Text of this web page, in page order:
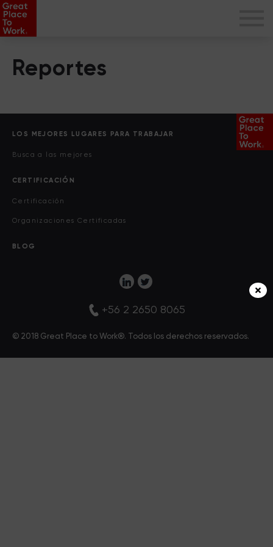
Reportes
LOS MEJORES LUGARES PARA TRABAJAR
Busca a las mejores
CERTIFICACIÓN
Certificación
Organizaciones Certificadas
BLOG
+56 2 2650 8065
© 2018 Great Place to Work®. Todos los derechos reservados.